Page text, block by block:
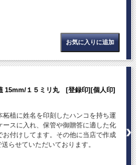
15mm/１５ミリ丸 [登録印][個人印]
柘植に姓名を印刻したハンコを持ち運
ースに入れ、保管や御贈答に適した化
お付けしてます。その他に当店で作成
らせていただいております。